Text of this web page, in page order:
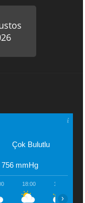
Çok Bulutlu
756 mmHg
18:00 19:00
›